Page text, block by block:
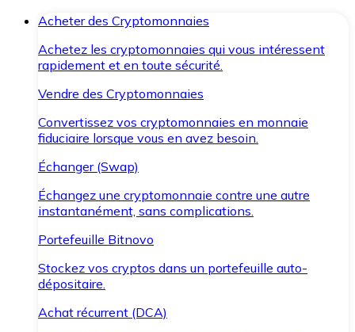
Acheter des Cryptomonnaies
Achetez les cryptomonnaies qui vous intéressent
rapidement et en toute sécurité.
Vendre des Cryptomonnaies
Convertissez vos cryptomonnaies en monnaie
fiduciaire lorsque vous en avez besoin.
Échanger (Swap)
Échangez une cryptomonnaie contre une autre
instantanément, sans complications.
Portefeuille Bitnovo
Stockez vos cryptos dans un portefeuille auto-
dépositaire.
Achat récurrent (DCA)